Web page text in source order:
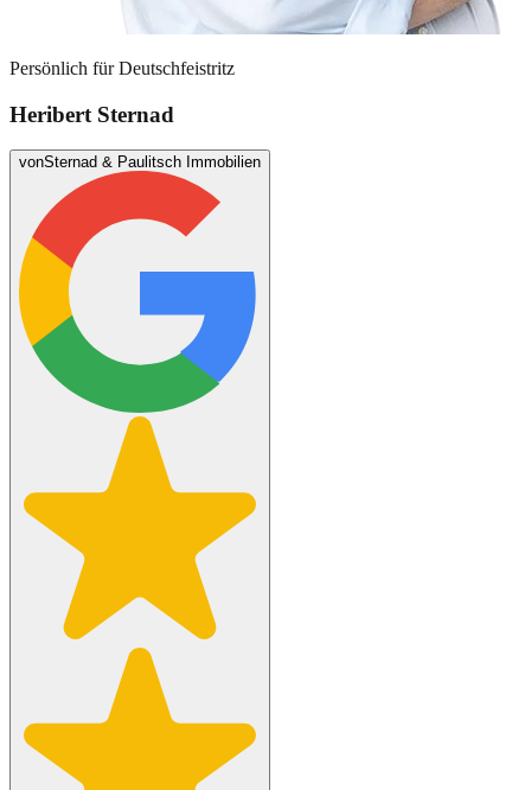
Persönlich fürDeutschfeistritz
Heribert Sternad
vonSternad & Paulitsch Immobilien